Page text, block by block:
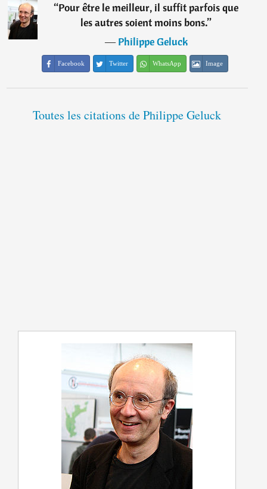
“Pour être le meilleur, il suffit parfois que
les autres soient moins bons.”
―Philippe Geluck
Facebook Twitter WhatsApp Image
Toutes les citations de Philippe Geluck